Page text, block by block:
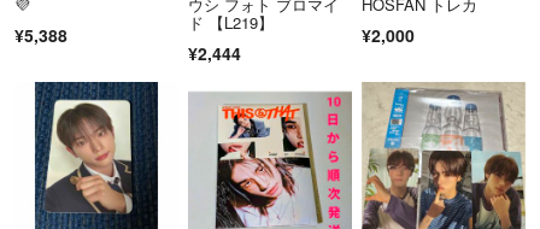
¥5,388
ウシ フォト ブロマイ
ド 【L219】
¥2,444
HOSFAN トレカ
¥2,000